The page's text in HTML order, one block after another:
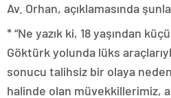
Av. Orhan, açıklamasında
* “Ne yazık ki, 18 yaşından
Göktürk yolunda lüks
sonucu talihsiz bir olaya
halinde olan müvekkillerimiz,